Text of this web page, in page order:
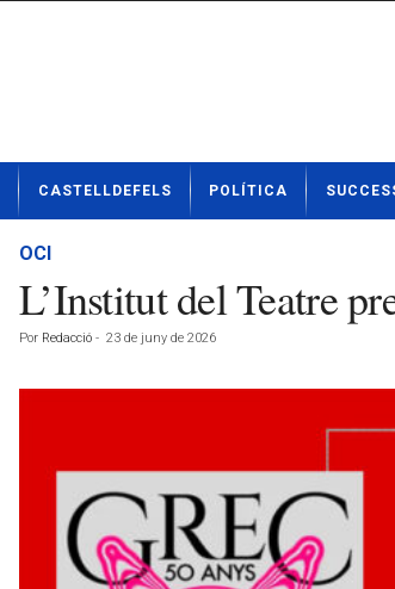
t
CASTELLDEFELS POLÍTICA
OCI
L’Institut del Teatre
Por Redacció - 23 de juny de 2026